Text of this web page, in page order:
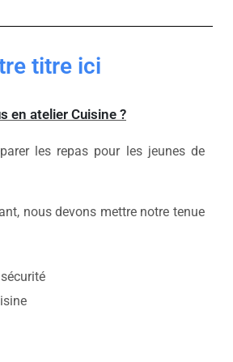
titre ici
en atelier Cuisine ?
les repas pour les jeunes de
nous devons mettre notre tenue